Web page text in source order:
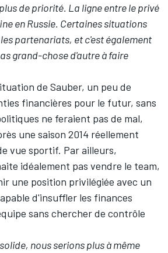
de priorité. La ligne entre le privé
en Russie. Certaines situations
partenariats, et c'est également
grand-chose d'autre à faire
de Sauber, un peu de
financières pour le futur, sans
ne feraient pas de mal,
une saison 2014 réellement
vue sportif. Par ailleurs,
idéalement pas vendre le team,
une position privilégiée avec un
d'insuffler les finances
sans chercher de contrôle
nous serions plus à même